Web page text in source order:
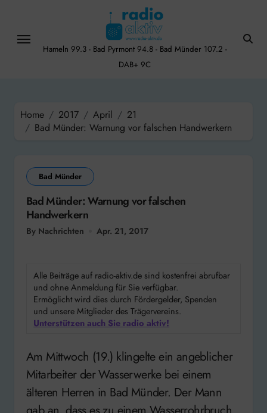
content
Hameln 99.3 - Bad Pyrmont 94.8 - Bad Münder 107.2 -
DAB+ 9C
Home 2017 April
21
Bad Münder: Warnung vor falschen Handwerkern
Bad Münder
Bad Münder: Warnung vor falschen
Handwerkern
By Nachrichten Apr. 21, 2017
Alle Beiträge auf radio-aktiv.de sind kostenfrei abrufbar
und ohne Anmeldung für Sie verfügbar.
Ermöglicht wird dies durch Fördergelder, Spenden
und unsere Mitglieder des Trägervereins.
Unterstützen auch Sie radio aktiv!
Am Mittwoch (19.) klingelte ein angeblicher
Mitarbeiter der Wasserwerke bei einem
älteren Herren in Bad Münder. Der Mann